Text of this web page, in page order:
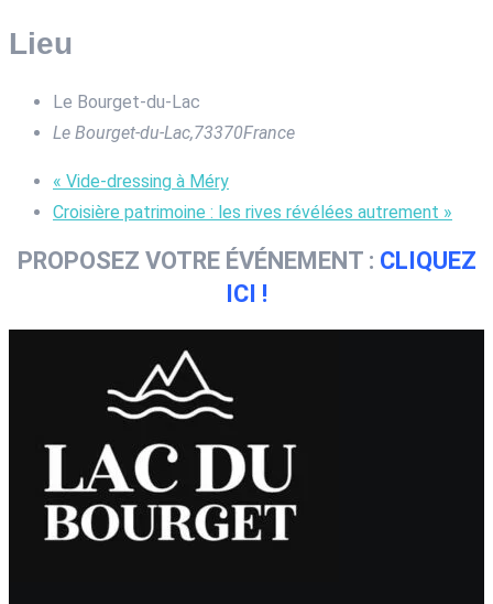
Lieu
Le Bourget-du-Lac
Le Bourget-du-Lac,73370France
« Vide-dressing à Méry
Croisière patrimoine : les rives révélées autrement »
PROPOSEZ VOTRE ÉVÉNEMENT : CLIQUEZ
ICI !